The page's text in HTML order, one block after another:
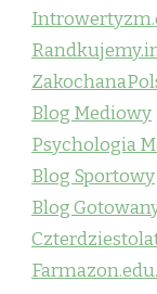
Blog Mediowy
Psychologia
Blog Sportowy
Blog